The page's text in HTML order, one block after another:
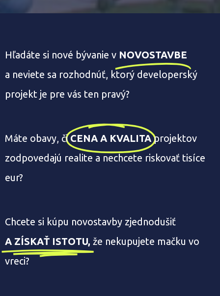
Hľadáte si nové bývanie v NOVOSTAVBE
a neviete sa rozhodnúť, ktorý developerský
projekt je pre vás ten pravý?
Máte obavy, či CENA A KVALITA projektov
zodpovedajú realite a nechcete riskovať tisíce
eur?
Chcete si kúpu novostavby zjednodušiť
A ZÍSKAŤ ISTOTU, že nekupujete mačku vo
vreci?